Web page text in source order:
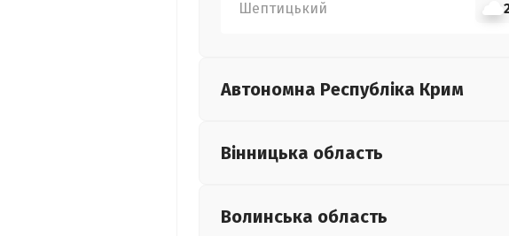
Шептицький
Автономна Республіка Крим
Вінницька область
Волинська область